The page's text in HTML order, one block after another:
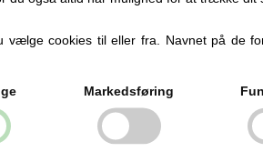
vælge cookies til eller fra. Navnet på de
Markedsføring
specielle vaffelmønster giver dit barn den
varme.
er perfekt i barnevognen eller når
er 100 x 75 cm og lavet i ringspundet